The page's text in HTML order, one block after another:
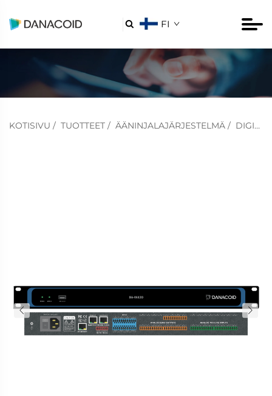
 FI
KOTISIVU / TUOTTEET / ÄÄNINJALAJÄRJESTELMÄ / DIGITAALINEN ÄÄNINJALAPROCESOR (DANTE-VERSIO)